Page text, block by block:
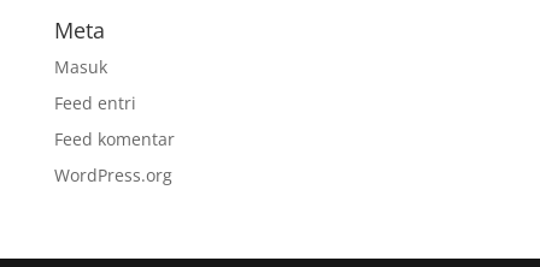
Meta
Masuk
Feed entri
Feed komentar
WordPress.org